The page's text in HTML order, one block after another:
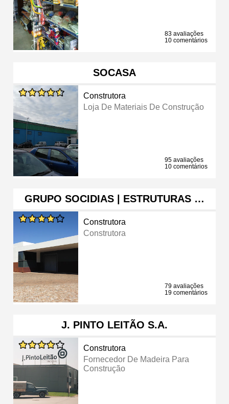
83 avaliações
10 comentários
SOCASA
Construtora
Loja De Materiais De Construção
95 avaliações
10 comentários
GRUPO SOCIDIAS | ESTRUTURAS …
Construtora
Construtora
79 avaliações
19 comentários
J. PINTO LEITÃO S.A.
Construtora
Fornecedor De Madeira Para
Construção